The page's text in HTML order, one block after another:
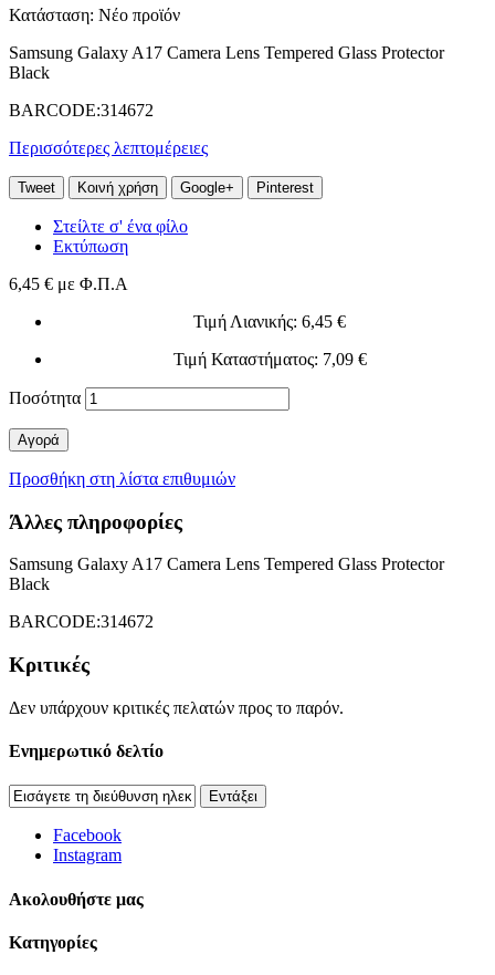
Κατάσταση: Νέο προϊόν
Samsung Galaxy A17 Camera Lens Tempered Glass Protector
Black
BARCODE:314672
Περισσότερες λεπτομέρειες
Tweet Κοινή χρήση Google+ Pinterest
Στείλτε σ' ένα φίλο
Εκτύπωση
6,45 € με Φ.Π.Α
Τιμή Λιανικής: 6,45 €
Τιμή Καταστήματος: 7,09 €
Ποσότητα
Αγορά
Προσθήκη στη λίστα επιθυμιών
Άλλες πληροφορίες
Samsung Galaxy A17 Camera Lens Tempered Glass Protector
Black
BARCODE:314672
Κριτικές
Δεν υπάρχουν κριτικές πελατών προς το παρόν.
Ενημερωτικό δελτίο
Εντάξει
Facebook
Instagram
Aκολουθήστε μας
Κατηγορίες